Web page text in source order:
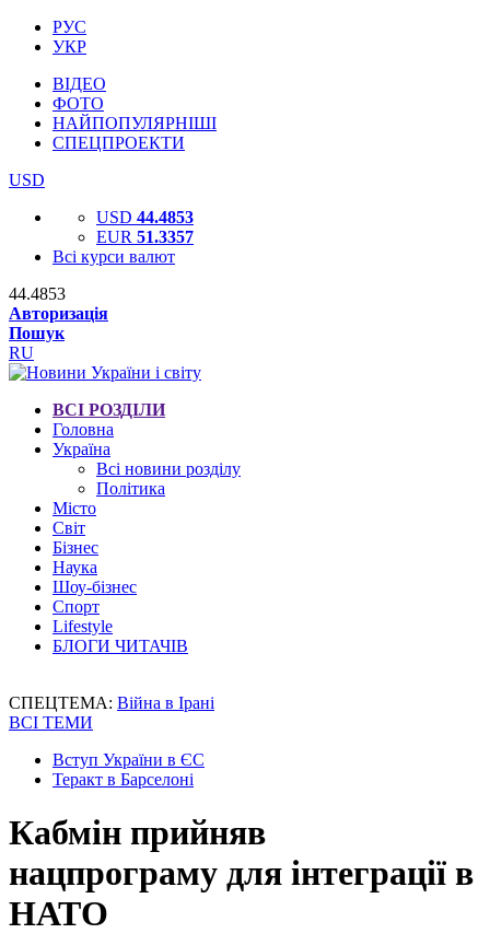
РУС
УКР
ВІДЕО
ФОТО
НАЙПОПУЛЯРНІШІ
СПЕЦПРОЕКТИ
USD
USD 44.4853
EUR 51.3357
Всі курси валют
44.4853
Авторизація
Пошук
RU
ВСІ РОЗДІЛИ
Головна
Україна
Всі новини розділу
Політика
Місто
Світ
Бізнес
Наука
Шоу-бізнес
Спорт
Lifestyle
БЛОГИ ЧИТАЧІВ
СПЕЦТЕМА: Війна в Ірані
ВСІ ТЕМИ
Вступ України в ЄС
Теракт в Барселоні
Кабмін прийняв
нацпрограму для інтеграції в
НАТО